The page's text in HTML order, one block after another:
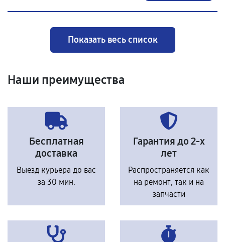
Показать весь список
Наши преимущества
Бесплатная
доставка
Выезд курьера до вас
за 30 мин.
Гарантия до 2-х
лет
Распространяется как
на ремонт, так и на
запчасти